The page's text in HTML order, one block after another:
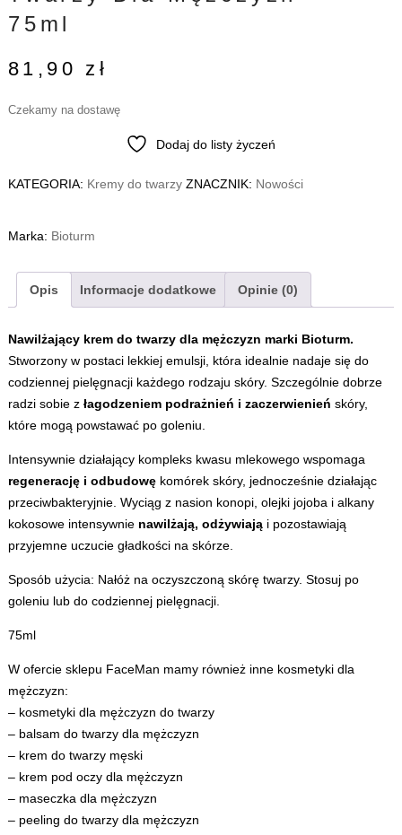
75ml
81,90zł
Czekamy na dostawę
Dodaj do listy życzeń
KATEGORIA: Kremy do twarzy ZNACZNIK: Nowości
Marka: Bioturm
Opis Informacje dodatkowe Opinie (0)
Nawilżający krem do twarzy dla mężczyzn marki Bioturm.
Stworzony w postaci lekkiej emulsji, która idealnie nadaje się do
codziennej pielęgnacji każdego rodzaju skóry. Szczególnie dobrze
radzi sobie z łagodzeniem podrażnień i zaczerwienień skóry,
które mogą powstawać po goleniu.
Intensywnie działający kompleks kwasu mlekowego wspomaga
regenerację i odbudowękomórek skóry, jednocześnie działając
przeciwbakteryjnie. Wyciąg z nasion konopi, olejki jojoba i alkany
kokosowe intensywnie nawilżają, odżywiająi pozostawiają
przyjemne uczucie gładkości na skórze.
Sposób użycia: Nałóż na oczyszczoną skórę twarzy. Stosuj po
goleniu lub do codziennej pielęgnacji.
75ml
W ofercie sklepu FaceMan mamy również inne kosmetyki dla
mężczyzn:
– kosmetyki dla mężczyzn do twarzy
– balsam do twarzy dla mężczyzn
– krem do twarzy męski
– krem pod oczy dla mężczyzn
– maseczka dla mężczyzn
– peeling do twarzy dla mężczyzn